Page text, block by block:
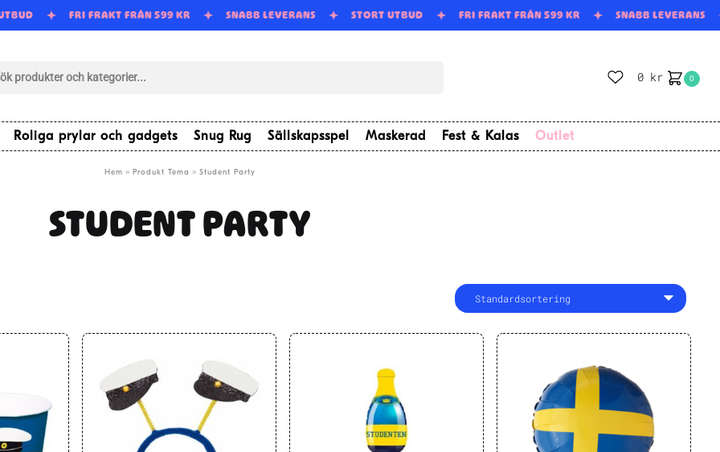
FRI FRAKT FRÅN 599 KR SNABB LEVERANS STORT UTBUD FRI FRAKT FRÅN 599 KR SNABB LEVERANS
0 kr 0
Roliga prylar och gadgets Snug Rug Sällskapsspel Maskerad Fest & Kalas Outlet
Hem » Produkt Tema » Student Party
STUDENT PARTY